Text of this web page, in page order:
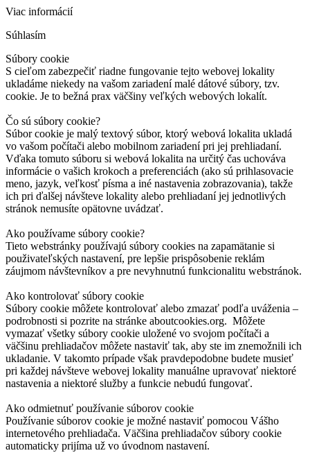
Viac informácií
Súhlasím
Súbory cookie
S cieľom zabezpečiť riadne fungovanie tejto webovej lokality
ukladáme niekedy na vašom zariadení malé dátové súbory, tzv.
cookie. Je to bežná prax väčšiny veľkých webových lokalít.
Čo sú súbory cookie?
Súbor cookie je malý textový súbor, ktorý webová lokalita ukladá
vo vašom počítači alebo mobilnom zariadení pri jej prehliadaní.
Vďaka tomuto súboru si webová lokalita na určitý čas uchováva
informácie o vašich krokoch a preferenciách (ako sú prihlasovacie
meno, jazyk, veľkosť písma a iné nastavenia zobrazovania), takže
ich pri ďalšej návšteve lokality alebo prehliadaní jej jednotlivých
stránok nemusíte opätovne uvádzať.
Ako používame súbory cookie?
Tieto webstránky používajú súbory cookies na zapamätanie si
použivateľských nastavení, pre lepšie prispôsobenie reklám
záujmom návštevníkov a pre nevyhnutnú funkcionalitu webstránok.
Ako kontrolovať súbory cookie
Súbory cookie môžete kontrolovať alebo zmazať podľa uváženia –
podrobnosti si pozrite na stránke aboutcookies.org. Môžete
vymazať všetky súbory cookie uložené vo svojom počítači a
väčšinu prehliadačov môžete nastaviť tak, aby ste im znemožnili ich
ukladanie. V takomto prípade však pravdepodobne budete musieť
pri každej návšteve webovej lokality manuálne upravovať niektoré
nastavenia a niektoré služby a funkcie nebudú fungovať.
Ako odmietnuť používanie súborov cookie
Používanie súborov cookie je možné nastaviť pomocou Vášho
internetového prehliadača. Väčšina prehliadačov súbory cookie
automaticky prijíma už vo úvodnom nastavení.